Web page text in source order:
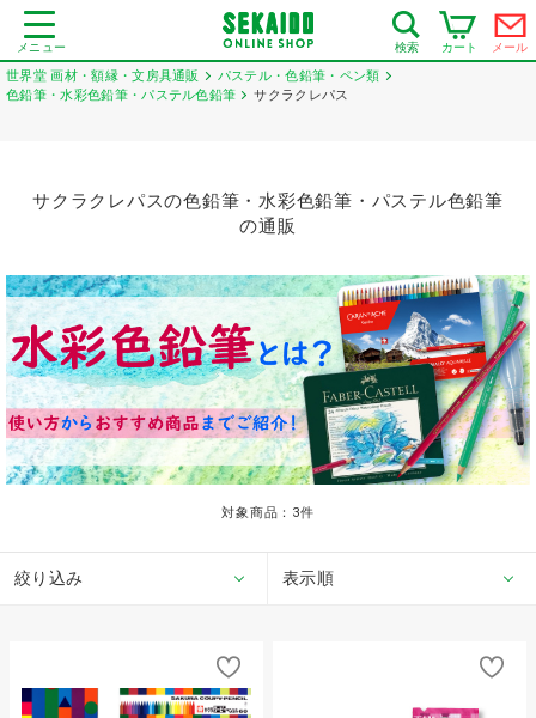
メニュー 検索 カート メール
世界堂 画材・額縁・文房具通販
パステル・色鉛筆・ペン類
色鉛筆・水彩色鉛筆・パステル色鉛筆
サクラクレパス
サクラクレパスの色鉛筆・水彩色鉛筆・パステル色鉛筆
の通販
対象商品： 3件
絞り込み 表示順